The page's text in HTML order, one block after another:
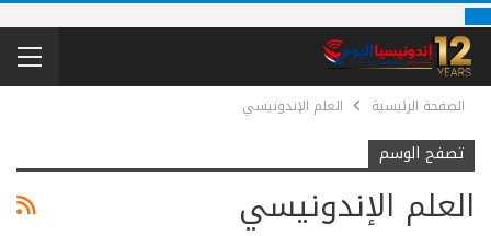
الصفحة الرئيسية العلم الإندونيسي
تصفح الوسم
العلم الإندونيسي